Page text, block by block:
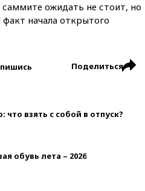
ожидать не стоит, но
начала открытого
Поделиться
взять с собой в отпуск?
обувь лета – 2026